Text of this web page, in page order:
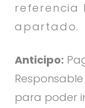
referencia
apartado.
Anticipo:
para poder